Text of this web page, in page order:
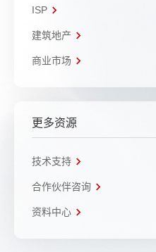
ISP
建筑地产
商业市场
更多资源
技术支持
合作伙伴咨询
资料中心